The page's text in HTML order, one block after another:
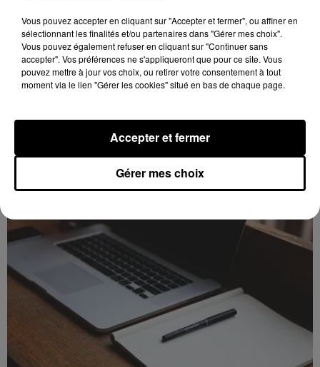
Intégrez le plus grand chœur d'Europe pour
un concert exceptionnel...
pour un concert à venir au Colisée.
Vous pouvez accepter en cliquant sur "Accepter et fermer", ou affiner en
sélectionnant les finalités et/ou partenaires dans "Gérer mes choix".
Vous pouvez également refuser en cliquant sur "Continuer sans
accepter". Vos préférences ne s'appliqueront que pour ce site. Vous
pouvez mettre à jour vos choix, ou retirer votre consentement à tout
moment via le lien "Gérer les cookies" situé en bas de chaque page.
Gérer mes choix
Accepter et fermer